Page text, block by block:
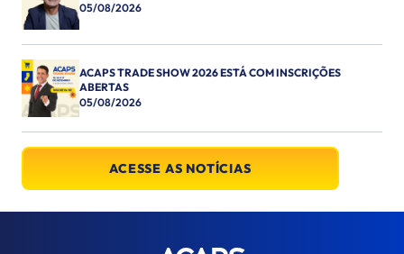
05/08/2026
ACAPS TRADE SHOW 2026 ESTÁ COM INSCRIÇÕES
ABERTAS
05/08/2026
ACESSE AS NOTÍCIAS